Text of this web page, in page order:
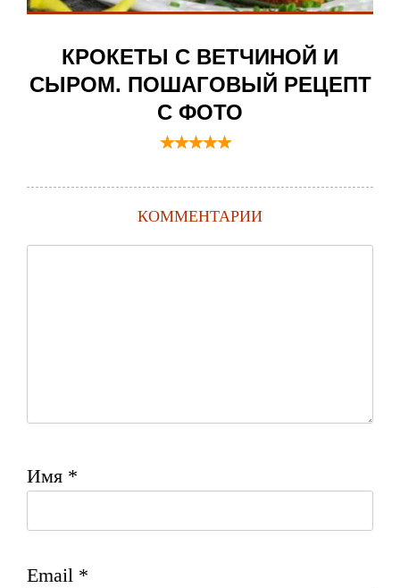
КРОКЕТЫ С ВЕТЧИНОЙ И
СЫРОМ. ПОШАГОВЫЙ РЕЦЕПТ
С ФОТО
КОММЕНТАРИИ
Имя *
Email *